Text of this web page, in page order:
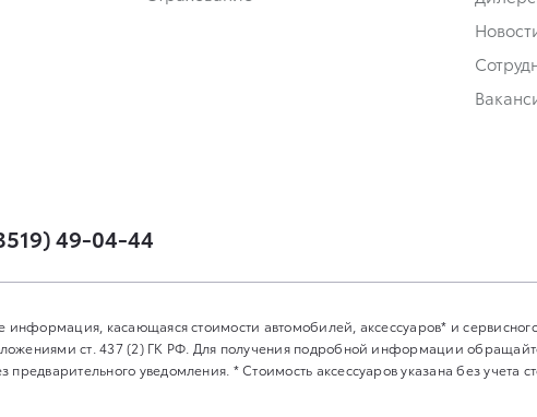
49-04-44
информация, касающаяся стоимости автомобилей, аксессуаров* и
ст. 437 (2) ГК РФ. Для получения подробной информации
уведомления. * Стоимость аксессуаров указана без учета